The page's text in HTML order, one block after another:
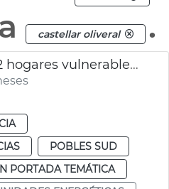
castellar oliveral .
Energía gratuita 12 hogares vulnerables comunidades energéticas València
POBLES SUD
PORTADA TEMÁTICA